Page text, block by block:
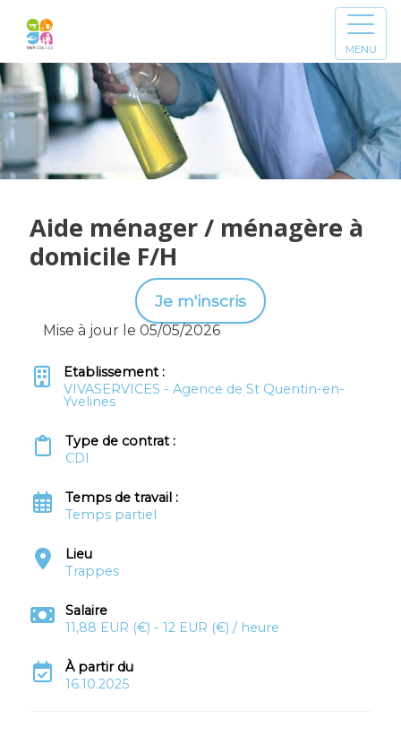
MENU
Aide ménager / ménagère à
domicile F/H
Je m'inscris
Mise à jour le 05/05/2026
Etablissement :
VIVASERVICES - Agence de St Quentin-en-
Yvelines
Type de contrat :
CDI
Temps de travail :
Temps partiel
Lieu
Trappes
Salaire
11,88 EUR (€) - 12 EUR (€) / heure
À partir du
16.10.2025